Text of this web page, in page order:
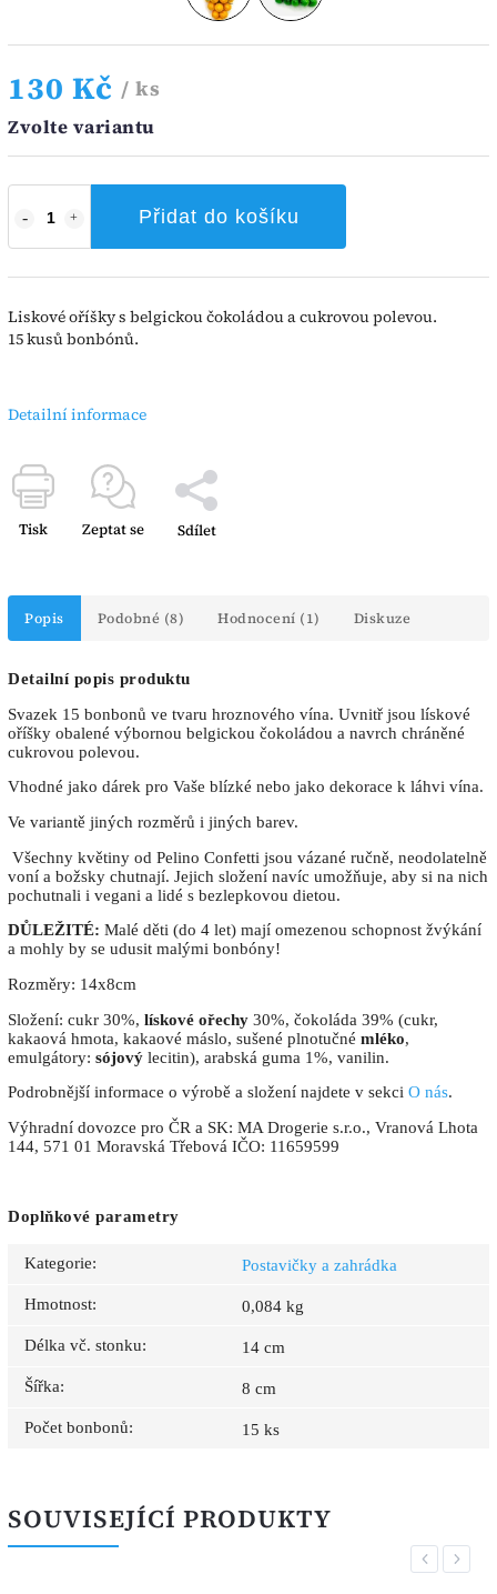
130 Kč / ks
Zvolte variantu
Přidat do košíku
Liskové oříšky s belgickou čokoládou a cukrovou polevou.
15 kusů bonbónů.
Detailní informace
Tisk Zeptat se Sdílet
Popis Podobné (8) Hodnocení (1) Diskuze
Detailní popis produktu
Svazek 15 bonbonů ve tvaru hroznového vína. Uvnitř jsou lískové
oříšky obalené výbornou belgickou čokoládou a navrch chráněné
cukrovou polevou.
Vhodné jako dárek pro Vaše blízké nebo jako dekorace k láhvi vína.
Ve variantě jiných rozměrů i jiných barev.
Všechny květiny od Pelino Confetti jsou vázané ručně, neodolatelně
voní a božsky chutnají. Jejich složení navíc umožňuje, aby si na nich
pochutnali i vegani a lidé s bezlepkovou dietou.
DŮLEŽITÉ: Malé děti (do 4 let) mají omezenou schopnost žvýkání
a mohly by se udusit malými bonbóny!
Rozměry: 14x8cm
Složení: cukr 30%, lískové ořechy 30%, čokoláda 39% (cukr,
kakaová hmota, kakaové máslo, sušené plnotučné mléko,
emulgátory: sójový lecitin), arabská guma 1%, vanilin.
Podrobnější informace o výrobě a složení najdete v sekci O nás.
Výhradní dovozce pro ČR a SK: MA Drogerie s.r.o., Vranová Lhota
144, 571 01 Moravská Třebová IČO: 11659599
Doplňkové parametry
Kategorie: Postavičky a zahrádka
Hmotnost: 0,084 kg
Délka vč. stonku: 14 cm
Šířka: 8 cm
Počet bonbonů: 15 ks
SOUVISEJÍCÍ PRODUKTY
Previous
Next